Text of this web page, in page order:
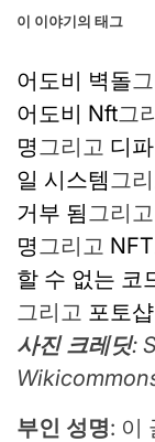
이 이야기의 태그
어도비 벽돌
어도비 Nft그
명그리고 디
일 시스템그
거부 됨그리고
명그리고 NFT
할 수 없는 코
그리고 포토
사진 크레딧:
부인 성명: 이